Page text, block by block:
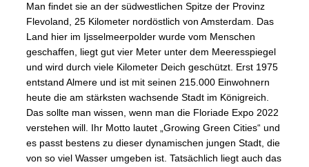
Man findet sie an der südwestlichen Spitze der Provinz
Flevoland, 25 Kilometer nordöstlich von Amsterdam. Das
Land hier im Ijsselmeerpolder wurde vom Menschen
geschaffen, liegt gut vier Meter unter dem Meeresspiegel
und wird durch viele Kilometer Deich geschützt. Erst 1975
entstand Almere und ist mit seinen 215.000 Einwohnern
heute die am stärksten wachsende Stadt im Königreich.
Das sollte man wissen, wenn man die Floriade Expo 2022
verstehen will. Ihr Motto lautet „Growing Green Cities“ und
es passt bestens zu dieser dynamischen jungen Stadt, die
von so viel Wasser umgeben ist. Tatsächlich liegt auch das